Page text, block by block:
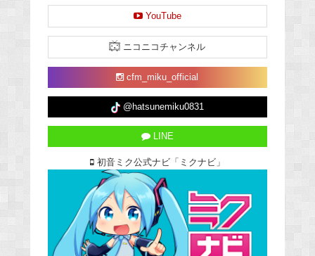
YouTube
ニコニコチャンネル
cfm_miku_official
@hatsunemiku0831
LINE
初音ミク公式ナビ「ミクナビ」